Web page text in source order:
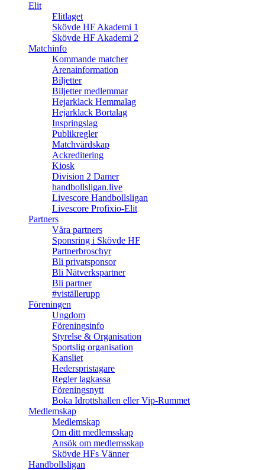
Elit
Elitlaget
Skövde HF Akademi 1
Skövde HF Akademi 2
Matchinfo
Kommande matcher
Arenainformation
Biljetter
Biljetter medlemmar
Hejarklack Hemmalag
Hejarklack Bortalag
Inspringslag
Publikregler
Matchvärdskap
Ackreditering
Kiosk
Division 2 Damer
handbollsligan.live
Livescore Handbollsligan
Livescore Profixio-Elit
Partners
Våra partners
Sponsring i Skövde HF
Partnerbroschyr
Bli privatsponsor
Bli Nätverkspartner
Bli partner
#viställerupp
Föreningen
Ungdom
Föreningsinfo
Styrelse & Organisation
Sportslig organisation
Kansliet
Hederspristagare
Regler lagkassa
Föreningsnytt
Boka Idrottshallen eller Vip-Rummet
Medlemskap
Medlemskap
Om ditt medlemsskap
Ansök om medlemsskap
Skövde HFs Vänner
Handbollsligan